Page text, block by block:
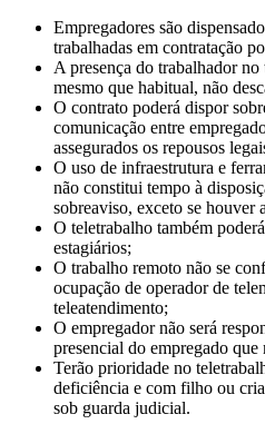
Empregadores são
trabalhadas em contratação
A presença do trabalhador
mesmo que habitual, não
O contrato poderá dispor
comunicação entre
assegurados os repousos
O uso de infraestrutura e
não constitui tempo à
sobreaviso, exceto se houver
O teletrabalho também
estagiários;
O trabalho remoto não se
ocupação de operador de
teleatendimento;
O empregador não será
presencial do empregado
Terão prioridade no
deficiência e com filho ou
sob guarda judicial.